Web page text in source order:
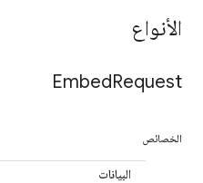
الأنواع
EmbedRequest
الخصائص
البيانات